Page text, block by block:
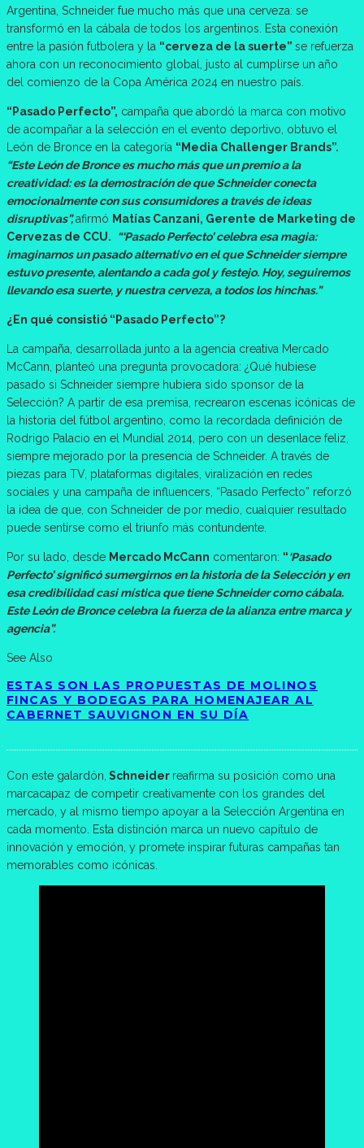
Argentina, Schneider fue mucho más que una cerveza: se
transformó en la cábala de todos los argentinos. Esta conexión
entre la pasión futbolera y la “cerveza de la suerte” se refuerza
ahora con un reconocimiento global, justo al cumplirse un año
del comienzo de la Copa América 2024 en nuestro país.
“Pasado Perfecto”, campaña que abordó la marca con motivo
de acompañar a la selección en el evento deportivo, obtuvo el
León de Bronce en la categoría “Media Challenger Brands”.
“Este León de Bronce es mucho más que un premio a la
creatividad: es la demostración de que Schneider conecta
emocionalmente con sus consumidores a través de ideas
disruptivas”,afirmó Matías Canzani, Gerente de Marketing de
Cervezas de CCU.
“‘Pasado Perfecto’ celebra esa magia:
imaginarnos un pasado alternativo en el que Schneider siempre
estuvo presente, alentando a cada gol y festejo. Hoy, seguiremos
llevando esa suerte, y nuestra cerveza, a todos los hinchas.”
¿En qué consistió “Pasado Perfecto”?
La campaña, desarrollada junto a la agencia creativa Mercado
McCann, planteó una pregunta provocadora: ¿Qué hubiese
pasado si Schneider siempre hubiera sido sponsor de la
Selección? A partir de esa premisa, recrearon escenas icónicas de
la historia del fútbol argentino, como la recordada definición de
Rodrigo Palacio en el Mundial 2014, pero con un desenlace feliz,
siempre mejorado por la presencia de Schneider. A través de
piezas para TV, plataformas digitales, viralización en redes
sociales y una campaña de influencers, “Pasado Perfecto” reforzó
la idea de que, con Schneider de por medio, cualquier resultado
puede sentirse como el triunfo más contundente.
Por su lado, desde Mercado McCann comentaron: “‘Pasado
Perfecto’ significó sumergirnos en la historia de la Selección y en
esa credibilidad casi mística que tiene Schneider como cábala.
Este León de Bronce celebra la fuerza de la alianza entre marca y
agencia”.
See Also
ESTAS SON LAS PROPUESTAS DE MOLINOS
FINCAS Y BODEGAS PARA HOMENAJEAR AL
CABERNET SAUVIGNON EN SU DÍA
Con este galardón, Schneider reafirma su posición como una
marcacapaz de competir creativamente con los grandes del
mercado, y al mismo tiempo apoyar a la Selección Argentina en
cada momento. Esta distinción marca un nuevo capítulo de
innovación y emoción, y promete inspirar futuras campañas tan
memorables como icónicas.